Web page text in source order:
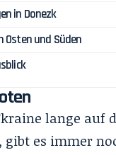
in Donezk
Osten und Süden
lange auf
gibt es immer